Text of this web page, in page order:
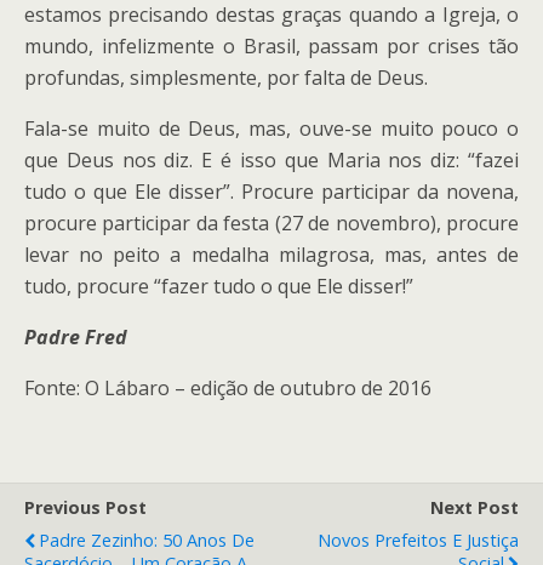
estamos precisando destas graças quando a Igreja, o
mundo, infelizmente o Brasil, passam por crises tão
profundas, simplesmente, por falta de Deus.
Fala-se muito de Deus, mas, ouve-se muito pouco o
que Deus nos diz. E é isso que Maria nos diz: “fazei
tudo o que Ele disser”. Procure participar da novena,
procure participar da festa (27 de novembro), procure
levar no peito a medalha milagrosa, mas, antes de
tudo, procure “fazer tudo o que Ele disser!”
Padre Fred
Fonte: O Lábaro – edição de outubro de 2016
Previous Post
Padre Zezinho: 50 Anos De
Next Post
Novos Prefeitos E Justiça